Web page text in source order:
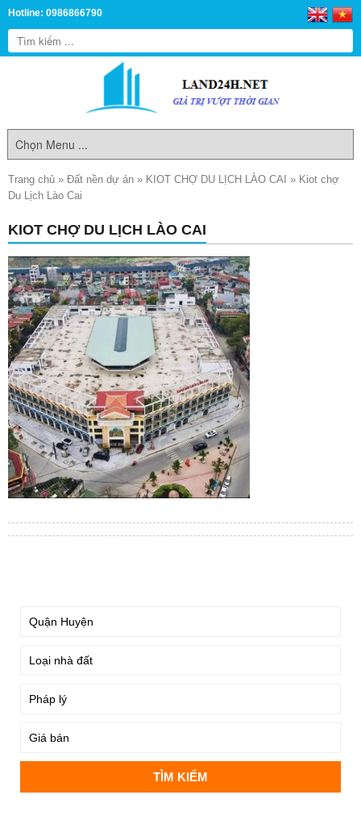
Hotline: 0986866790
Trang chủ » Đất nền dự án » KIOT CHỢ DU LỊCH LÀO CAI » Kiot chợ
Du Lịch Lào Cai
KIOT CHỢ DU LỊCH LÀO CAI